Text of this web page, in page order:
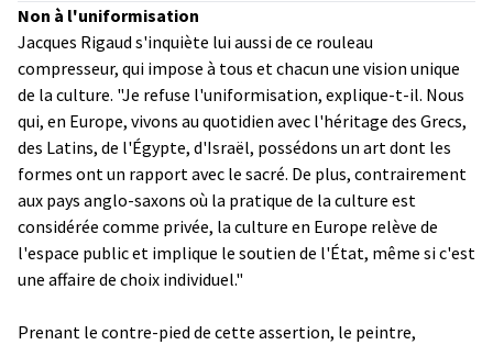
Non à l'uniformisation
Jacques Rigaud s'inquiète lui aussi de ce rouleau
compresseur, qui impose à tous et chacun une vision unique
de la culture. "Je refuse l'uniformisation, explique-t-il. Nous
qui, en Europe, vivons au quotidien avec l'héritage des Grecs,
des Latins, de l'Égypte, d'Israël, possédons un art dont les
formes ont un rapport avec le sacré. De plus, contrairement
aux pays anglo-saxons où la pratique de la culture est
considérée comme privée, la culture en Europe relève de
l'espace public et implique le soutien de l'État, même si c'est
une affaire de choix individuel."
Prenant le contre-pied de cette assertion, le peintre,